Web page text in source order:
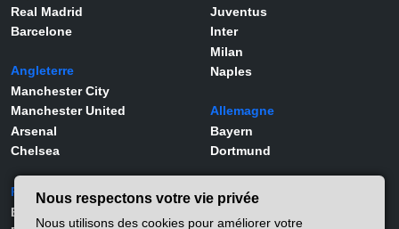
Real Madrid
Barcelone
Angleterre
Manchester City
Manchester United
Arsenal
Chelsea
Juventus
Inter
Milan
Naples
Allemagne
Bayern
Dortmund
Portugal
Benfica
Joueurs
Nous respectons votre vie privée
Nous utilisons des cookies pour améliorer votre